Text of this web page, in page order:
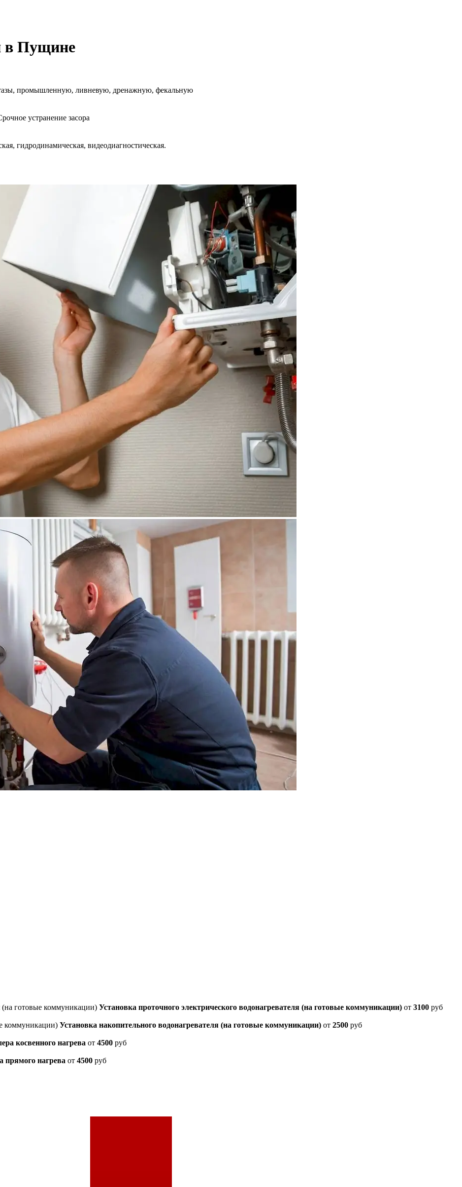
в Пущине
промышленную, ливневую, дренажную, фекальную
устранение засора
гидродинамическая, видеодиагностическая.
Установка проточного электрического водонагревателя (на готовые коммуникации) от 3100 руб
Установка накопительного водонагревателя (на готовые коммуникации) от 2500 руб
косвенного нагрева от 4500 руб
прямого нагрева от 4500 руб